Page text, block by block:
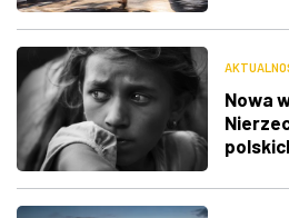
Nowa